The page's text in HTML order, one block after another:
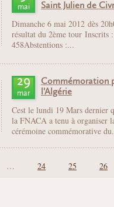
mai
Saint Julien de
Dimanche 6 mai 2012 dès
résultat du 2ème tour Inscrits :
458Abstentions :...
29
mar
Commémoration
l'Algérie
Cest le lundi 19 Mars dernier
la FNACA a tenu à organiser
cérémoine commémorative
… 24 25 26